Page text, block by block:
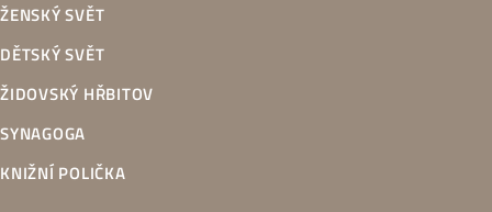
ŽENSKÝ SVĚT
DĚTSKÝ SVĚT
ŽIDOVSKÝ HŘBITOV
SYNAGOGA
KNIŽNÍ POLIČKA